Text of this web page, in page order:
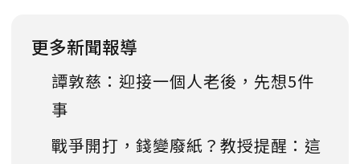
更多新聞報導
譚敦慈：迎接一個人老後，先想5件
事
戰爭開打，錢變廢紙？教授提醒：這